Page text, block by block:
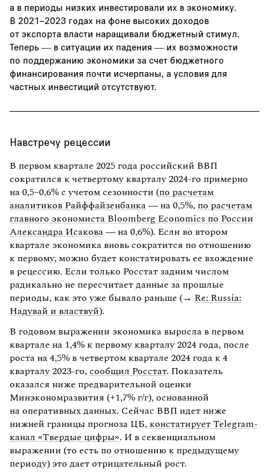
а в периоды низких инвестировали их в экономику.
В 2021–2023 годах на фоне высоких доходов
от экспорта власти наращивали бюджетный стимул.
Теперь — в ситуации их падения — их возможности
по поддержанию экономики за счет бюджетного
финансирования почти исчерпаны, а условия для
частных инвестиций отсутствуют.
Навстречу рецессии
В первом квартале 2025 года российский ВВП
сократился к четвертому кварталу 2024-го примерно
на 0,5–0,6% с учетом сезонности (по расчетам
аналитиков Райффайзенбанка— на 0,5%, по расчетам
главного экономиста Bloomberg Economics по России
Александра Исакова— на 0,6%). Если во втором
квартале экономика вновь сократится по отношению
к первому, можно будет констатировать ее вхождение
в рецессию. Если только Росстат задним числом
радикально не пересчитает данные за прошлые
периоды, как это уже бывало раньше (→ Re: Russia:
Надувай и властвуй).
В годовом выражении экономика выросла в первом
квартале на 1,4% к первому кварталу 2024 года, после
роста на 4,5% в четвертом квартале 2024 года к 4
кварталу 2023-го,сообщил Росстат. Показатель
оказался ниже предварительной оценки
Минэкономразвития (+1,7% г/г), основанной
на оперативных данных. Сейчас ВВП идет ниже
нижней границы прогноза ЦБ, констатирует Telegram-
канал «Твердые цифры». И в секвенциальном
выражении (то есть по отношению к предыдущему
периоду) это дает отрицательный рост.